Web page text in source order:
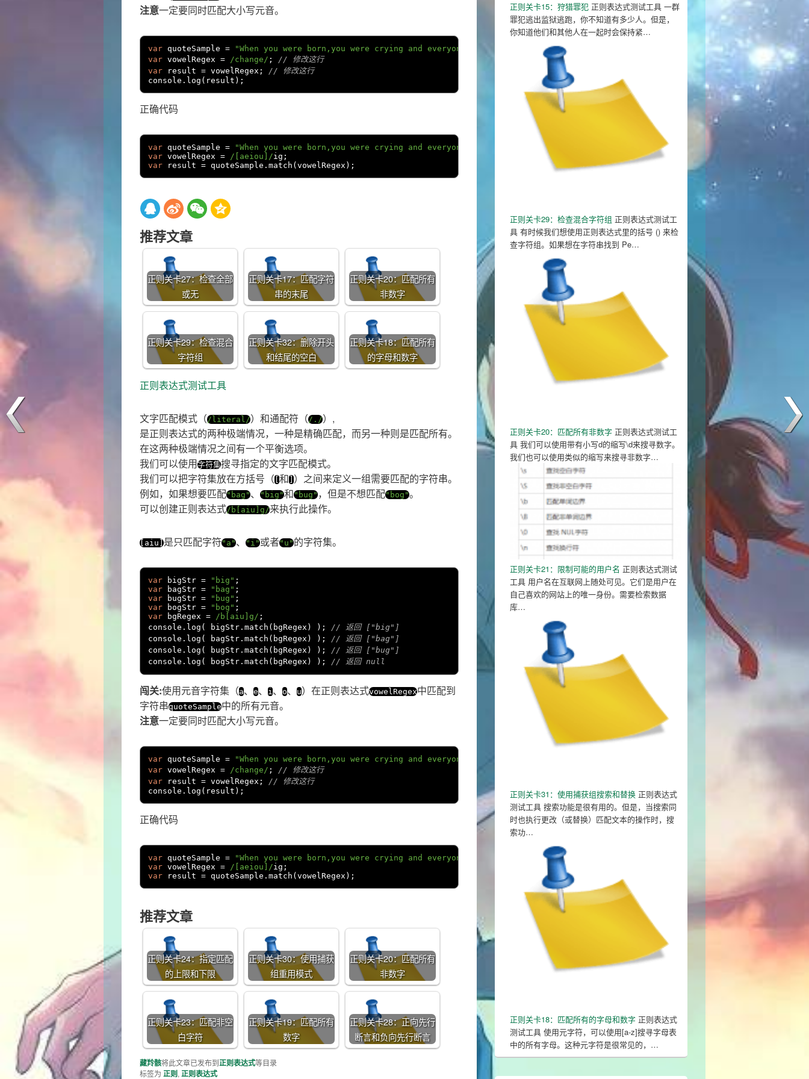
注意一定要同时匹配大小写元音。
var quoteSample = "When you were born,you were crying and everyone around you was smiling."
var vowelRegex = /change/ ;
// 修改这行
var result = vowelRegex ;
// 修改这行
console . log ( result );
正确代码
var quoteSample = "When you were born,you were crying and everyone around you was smiling."
var vowelRegex = /[aeiou]/ig ;
var result = quoteSample . match ( vowelRegex );
推荐文章
正则关卡27：检查全部
或无
正则关卡17：匹配字符
串的末尾
正则关卡20：匹配所有
非数字
正则关卡29：检查混合
字符组
正则关卡32：删除开头
和结尾的空白
正则关卡18：匹配所有
的字母和数字
正则表达式测试工具
文字匹配模式（/literal/）和通配符（/./）,
是正则表达式的两种极端情况，一种是精确匹配，而另一种则是匹配所有。
在这两种极端情况之间有一个平衡选项。
我们可以使用字符集搜寻指定的文字匹配模式。
我们可以把字符集放在方括号（[和]）之间来定义一组需要匹配的字符串。
例如，如果想要匹配"bag"、 "big"和"bug"，但是不想匹配"bog"。
可以创建正则表达式/b[aiu]g/来执行此操作。
[ aiu ]是只匹配字符"a"、 "i"或者"u"的字符集。
var bigStr = "big" ;
var bagStr = "bag" ;
var bugStr = "bug" ;
var bogStr = "bog" ;
var bgRegex = /b[aiu]g/ ;
console . log ( bigStr . match ( bgRegex ) );
// 返回 ["big"]
console . log ( bagStr . match ( bgRegex ) );
// 返回 ["bag"]
console . log ( bugStr . match ( bgRegex ) );
// 返回 ["bug"]
console . log ( bogStr . match ( bgRegex ) ); // 返回 null
闯关:使用元音字符集（a、 e、 i、 o、 u）在正则表达式vowelRegex中匹配到
字符串quoteSample中的所有元音。
注意一定要同时匹配大小写元音。
var quoteSample = "When you were born,you were crying and everyone around you was smiling."
var vowelRegex = /change/ ;
// 修改这行
var result = vowelRegex ;
// 修改这行
console . log ( result );
正确代码
var quoteSample = "When you were born,you were crying and everyone around you was smiling."
var vowelRegex = /[aeiou]/ig ;
var result = quoteSample . match ( vowelRegex );
推荐文章
正则关卡24：指定匹配
的上限和下限
正则关卡30：使用捕获
组重用模式
正则关卡20：匹配所有
非数字
正则关卡23：匹配非空
白字符
正则关卡19：匹配所有
数字
正则关卡28：正向先行
断言和负向先行断言
藏羚骸将此文章已发布到正则表达式等目录
标签为 正则, 正则表达式
正则关卡15：狩猎罪犯 正则表达式测试工具 一群
罪犯逃出监狱逃跑，你不知道有多少人。但是，
你知道他们和其他人在一起时会保持紧…
正则关卡29：检查混合字符组 正则表达式测试工
具 有时候我们想使用正则表达式里的括号 () 来检
查字符组。如果想在字符串找到 Pe…
正则关卡20：匹配所有非数字 正则表达式测试工
具 我们可以使用带有小写d的缩写\d来搜寻数字。
我们也可以使用类似的缩写来搜寻非数字…
正则关卡21：限制可能的用户名 正则表达式测试
工具 用户名在互联网上随处可见。它们是用户在
自己喜欢的网站上的唯一身份。需要检索数据
库…
正则关卡31：使用捕获组搜索和替换 正则表达式
测试工具 搜索功能是很有用的。但是，当搜索同
时也执行更改（或替换）匹配文本的操作时，搜
索功…
正则关卡18：匹配所有的字母和数字 正则表达式
测试工具 使用​元字符​，可以使用[a-z]搜寻字母表
中的所有字母。这种元字符是很常见的，…